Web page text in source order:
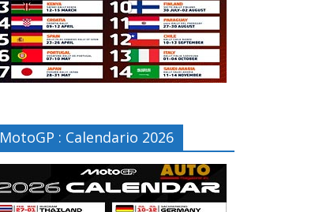
MotoGP : Calendario 2026